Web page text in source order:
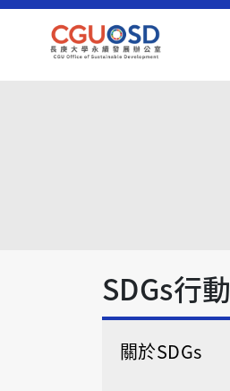
SDGs行動
關於SDGs